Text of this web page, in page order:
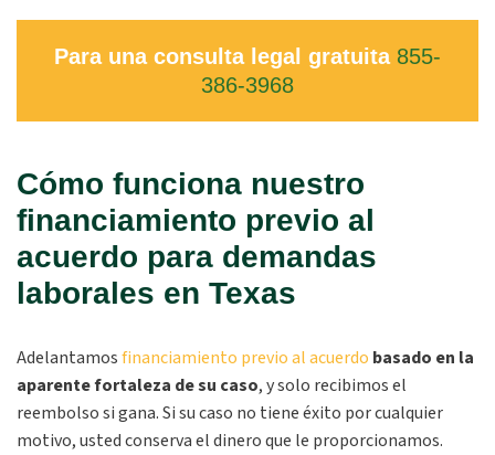
Para una consulta legal gratuita 855-
386-3968
Cómo funciona nuestro
financiamiento previo al
acuerdo para demandas
laborales en Texas
Adelantamosfinanciamiento previo al acuerdo basado en la
aparente fortaleza de su caso, y solo recibimos el
reembolso si gana. Si su caso no tiene éxito por cualquier
motivo, usted conserva el dinero que le proporcionamos.